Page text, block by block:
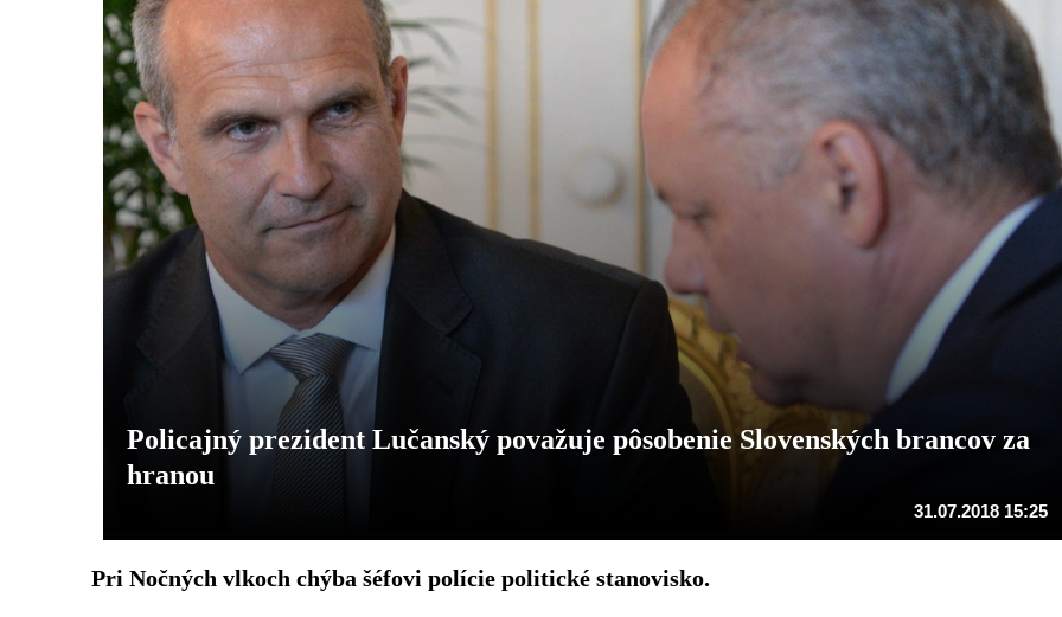
Policajný prezident Lučanský považuje pôsobenie Slovenských brancov za
hranou
31.07.2018 15:25
Pri Nočných vlkoch chýba šéfovi polície politické stanovisko.